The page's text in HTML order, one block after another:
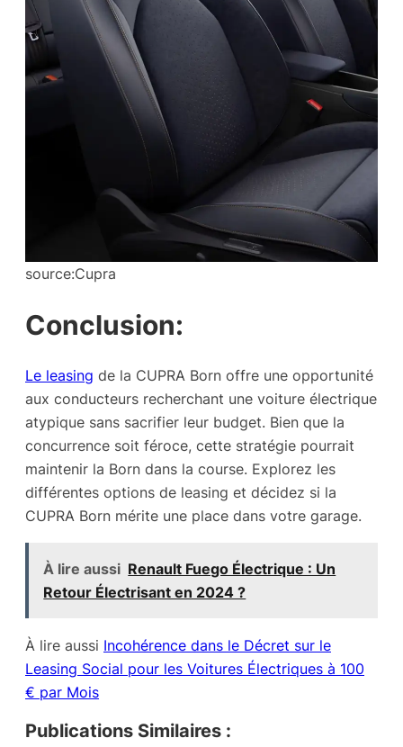
source:Cupra
Conclusion:
Le leasing de la CUPRA Born offre une opportunité
aux conducteurs recherchant une voiture électrique
atypique sans sacrifier leur budget. Bien que la
concurrence soit féroce, cette stratégie pourrait
maintenir la Born dans la course. Explorez les
différentes options de leasing et décidez si la
CUPRA Born mérite une place dans votre garage.
À lire aussi Renault Fuego Électrique : Un
Retour Électrisant en 2024 ?
À lire aussi Incohérence dans le Décret sur le
Leasing Social pour les Voitures Électriques à 100
€ par Mois
Publications Similaires :